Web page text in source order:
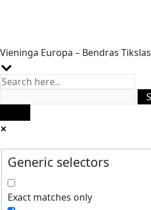
Vieninga Europa – Bendras Tikslas
Generic selectors
Exact matches only